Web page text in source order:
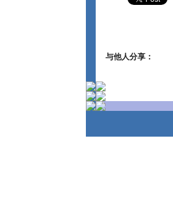
与他人分享：